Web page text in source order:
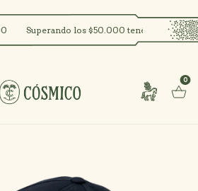
Superando los $50.000 tenés un regalo!
0